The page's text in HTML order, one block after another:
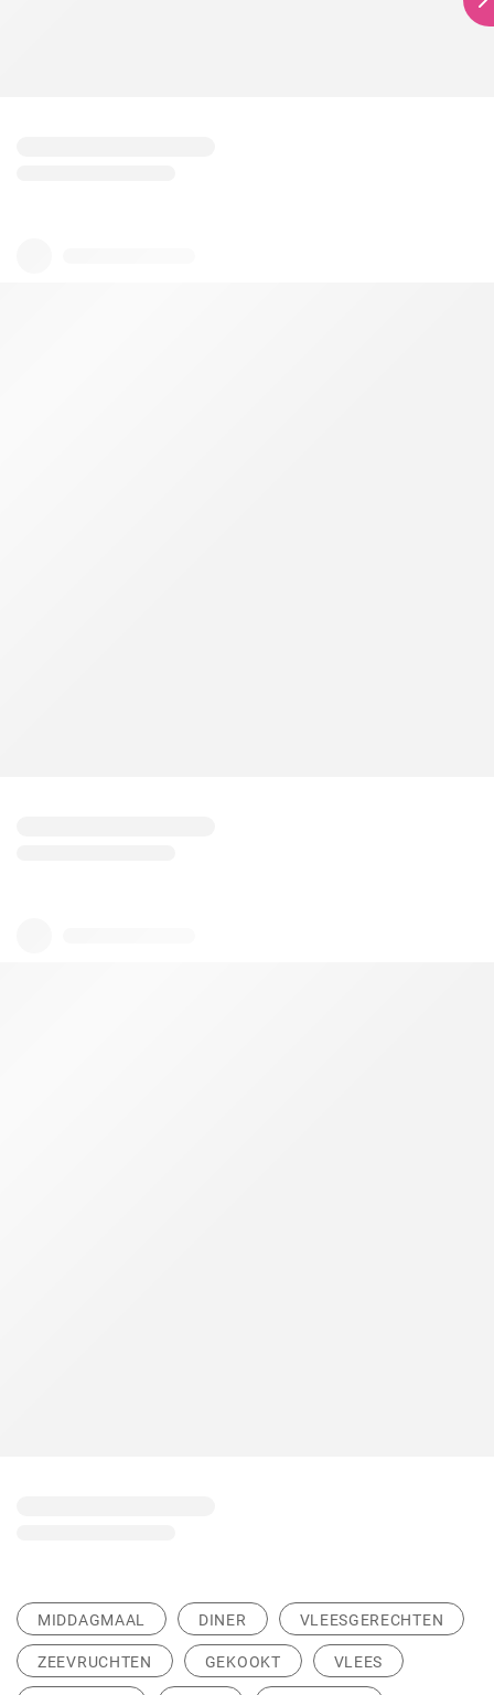
MIDDAGMAAL DINER VLEESGERECHTEN
ZEEVRUCHTEN GEKOOKT VLEES